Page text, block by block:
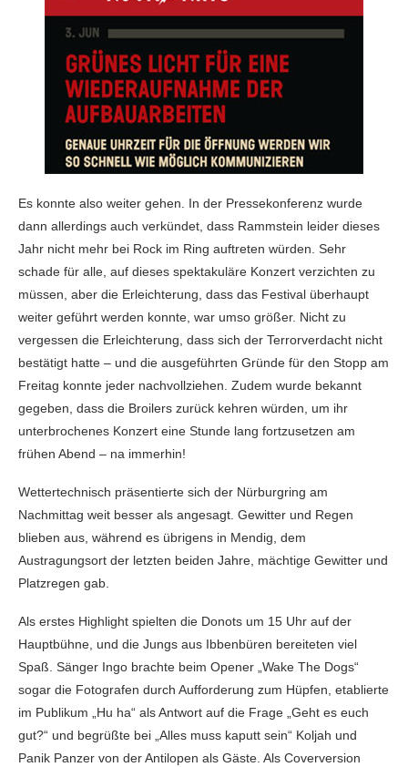
Es konnte also weiter gehen. In der Pressekonferenz wurde
dann allerdings auch verkündet, dass Rammstein leider dieses
Jahr nicht mehr bei Rock im Ring auftreten würden. Sehr
schade für alle, auf dieses spektakuläre Konzert verzichten zu
müssen, aber die Erleichterung, dass das Festival überhaupt
weiter geführt werden konnte, war umso größer. Nicht zu
vergessen die Erleichterung, dass sich der Terrorverdacht nicht
bestätigt hatte – und die ausgeführten Gründe für den Stopp am
Freitag konnte jeder nachvollziehen. Zudem wurde bekannt
gegeben, dass die Broilers zurück kehren würden, um ihr
unterbrochenes Konzert eine Stunde lang fortzusetzen am
frühen Abend – na immerhin!
Wettertechnisch präsentierte sich der Nürburgring am
Nachmittag weit besser als angesagt. Gewitter und Regen
blieben aus, während es übrigens in Mendig, dem
Austragungsort der letzten beiden Jahre, mächtige Gewitter und
Platzregen gab.
Als erstes Highlight spielten die Donots um 15 Uhr auf der
Hauptbühne, und die Jungs aus Ibbenbüren bereiteten viel
Spaß. Sänger Ingo brachte beim Opener „Wake The Dogs“
sogar die Fotografen durch Aufforderung zum Hüpfen, etablierte
im Publikum „Hu ha“ als Antwort auf die Frage „Geht es euch
gut?“ und begrüßte bei „Alles muss kaputt sein“ Koljah und
Panik Panzer von der Antilopen als Gäste. Als Coverversion